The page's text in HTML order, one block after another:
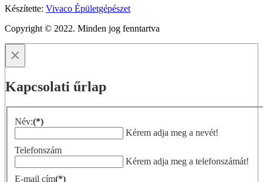
Készítette: Vivaco Épületgépészet
Copyright © 2022. Minden jog fenntartva
×
Kapcsolati űrlap
Név:(*)
Kérem adja meg a nevét!
Telefonszám
Kérem adja meg a telefonszámát!
E-mail cím(*)